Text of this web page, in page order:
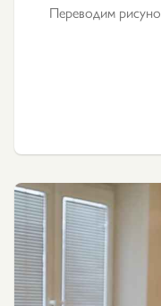
Переводим